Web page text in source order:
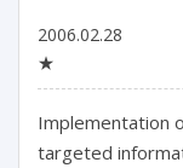
2006.02.28
★
Implementation
targeted